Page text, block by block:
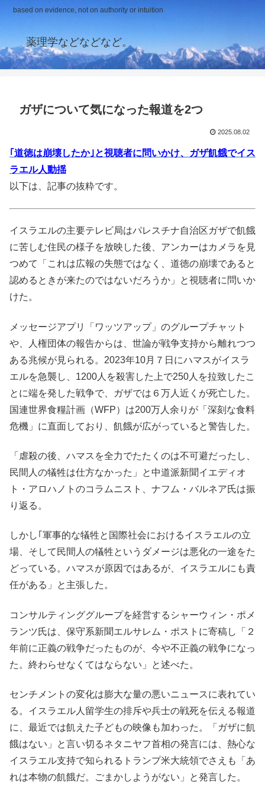
based on evidence, not on authority or intuition
薬理学などなどなど。
ガザについて気になった報道を2つ
2025.08.02
｢道徳は崩壊したか｣と視聴者に問いかけ、ガザ飢餓でイス
ラエル人動揺
以下は、記事の抜粋です。
イスラエルの主要テレビ局はパレスチナ自治区ガザで飢餓
に苦しむ住民の様子を放映した後、アンカーはカメラを見
つめて「これは広報の失態ではなく、道徳の崩壊であると
認めるときが来たのではないだろうか」と視聴者に問いか
けた。
メッセージアプリ「ワッツアップ」のグループチャット
や、人権団体の報告からは、世論が戦争支持から離れつつ
ある兆候が見られる。2023年10月７日にハマスがイスラ
エルを急襲し、1200人を殺害した上で250人を拉致したこ
とに端を発した戦争で、ガザでは６万人近くが死亡した。
国連世界食糧計画（WFP）は200万人余りが「深刻な食料
危機」に直面しており、飢餓が広がっていると警告した。
「虐殺の後、ハマスを全力でたたくのは不可避だったし、
民間人の犠牲は仕方なかった」と中道派新聞イエディオ
ト・アロハノトのコラムニスト、ナフム・バルネア氏は振
り返る。
しかし｢軍事的な犠牲と国際社会におけるイスラエルの立
場、そして民間人の犠牲というダメージは悪化の一途をた
どっている。ハマスが原因ではあるが、イスラエルにも責
任がある」と主張した。
コンサルティンググループを経営するシャーウィン・ポメ
ランツ氏は、保守系新聞エルサレム・ポストに寄稿し「２
年前に正義の戦争だったものが、今や不正義の戦争になっ
た。終わらせなくてはならない」と述べた。
センチメントの変化は膨大な量の悪いニュースに表れてい
る。イスラエル人留学生の排斥や兵士の戦死を伝える報道
に、最近では飢えた子どもの映像も加わった。「ガザに飢
餓はない」と言い切るネタニヤフ首相の発言には、熱心な
イスラエル支持で知られるトランプ米大統領でさえも「あ
れは本物の飢餓だ。ごまかしようがない」と発言した。